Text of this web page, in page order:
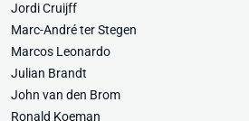
Jordi Cruijff
Marc-André ter Stegen
Marcos Leonardo
Julian Brandt
John van den Brom
Ronald Koeman